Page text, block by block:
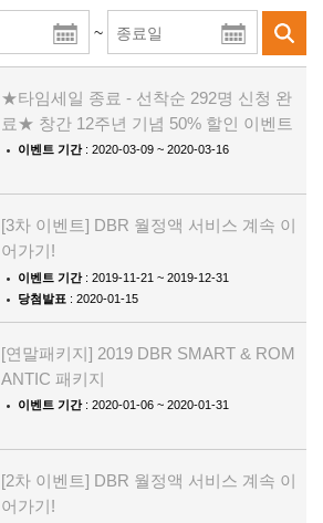
~
★타임세일 종료 - 선착순 292명 신청 완
료★ 창간 12주년 기념 50% 할인 이벤트
이벤트 기간: 2020-03-09 ~ 2020-03-16
[3차 이벤트] DBR 월정액 서비스 계속 이
어가기!
이벤트 기간: 2019-11-21 ~ 2019-12-31
당첨발표 : 2020-01-15
[연말패키지] 2019 DBR SMART & ROM
ANTIC 패키지
이벤트 기간: 2020-01-06 ~ 2020-01-31
[2차 이벤트] DBR 월정액 서비스 계속 이
어가기!